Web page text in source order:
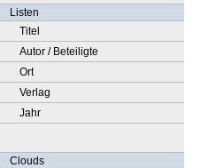
Listen
Titel
Autor / Beteiligte
Ort
Verlag
Jahr
Clouds